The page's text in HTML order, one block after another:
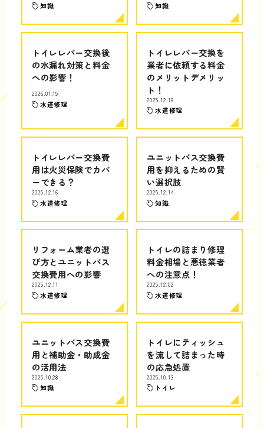
知識 知識
トイレレバー交換後
の水漏れ対策と料金
への影響！
2026.01.15
水道修理
トイレレバー交換を
業者に依頼する料金
のメリットデメリッ
ト！
2025.12.18
水道修理
トイレレバー交換費
用は火災保険でカバ
ーできる？
2025.12.16
水道修理
ユニットバス交換費
用を抑えるための賢
い選択肢
2025.12.14
知識
リフォーム業者の選
び方とユニットバス
交換費用への影響
2025.12.11
水道修理
トイレの詰まり修理
料金相場と悪徳業者
への注意点！
2025.12.02
水道修理
ユニットバス交換費
用と補助金・助成金
の活用法
2025.10.28
知識
トイレにティッシュ
を流して詰まった時
の応急処置
2025.10.13
トイレ